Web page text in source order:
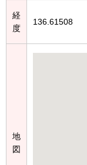
経
度
136.61508
地
図